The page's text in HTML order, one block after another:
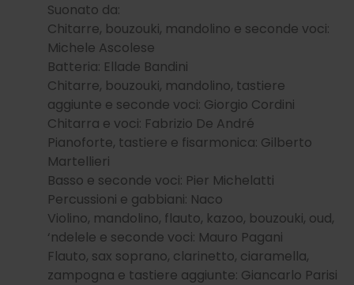
Suonato da:
Chitarre, bouzouki, mandolino e seconde voci:
Michele Ascolese
Batteria: Ellade Bandini
Chitarre, bouzouki, mandolino, tastiere
aggiunte e seconde voci: Giorgio Cordini
Chitarra e voci: Fabrizio De André
Pianoforte, tastiere e fisarmonica: Gilberto
Martellieri
Basso e seconde voci: Pier Michelatti
Percussioni e gabbiani: Naco
Violino, mandolino, flauto, kazoo, bouzouki, oud,
‘ndelele e seconde voci: Mauro Pagani
Flauto, sax soprano, clarinetto, ciaramella,
zampogna e tastiere aggiunte: Giancarlo Parisi